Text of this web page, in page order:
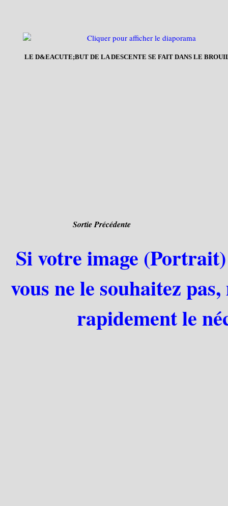
LE D&EACUTE;BUT DE LA DESCENTE SE FAIT DANS LE
Sortie Précédente
Si votre image
vous ne le souhaitez
rapidement le